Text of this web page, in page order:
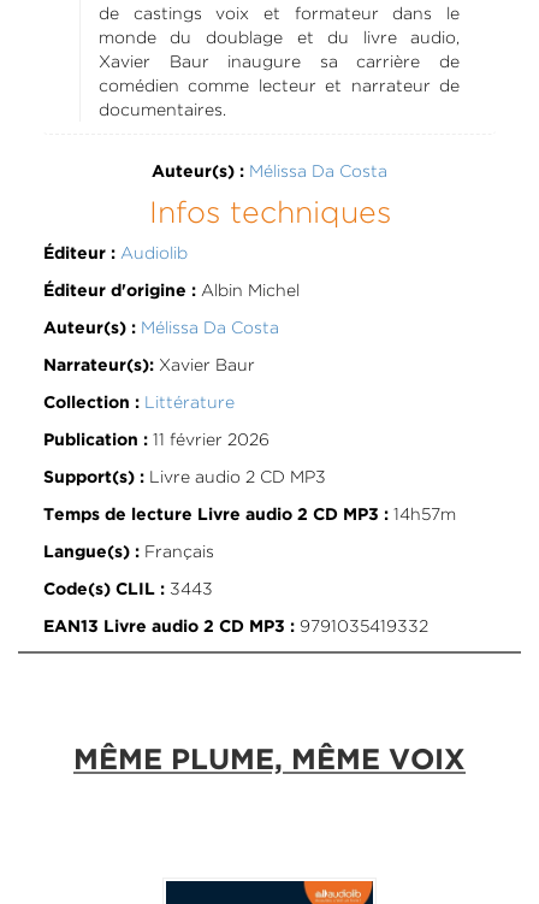
de castings voix et formateur dans le
monde du doublage et du livre audio,
Xavier Baur inaugure sa carrière de
comédien comme lecteur et narrateur de
documentaires.
Auteur(s) : Mélissa Da Costa
Infos techniques
Éditeur : Audiolib
Éditeur d'origine :Albin Michel
Auteur(s) : Mélissa Da Costa
Narrateur(s):Xavier Baur
Collection : Littérature
Publication :11 février 2026
Support(s) :Livre audio 2 CD MP3
Temps de lecture Livre audio 2 CD MP3 :14h57m
Langue(s) :Français
Code(s) CLIL :3443
EAN13 Livre audio 2 CD MP3 :9791035419332
MÊME PLUME, MÊME VOIX